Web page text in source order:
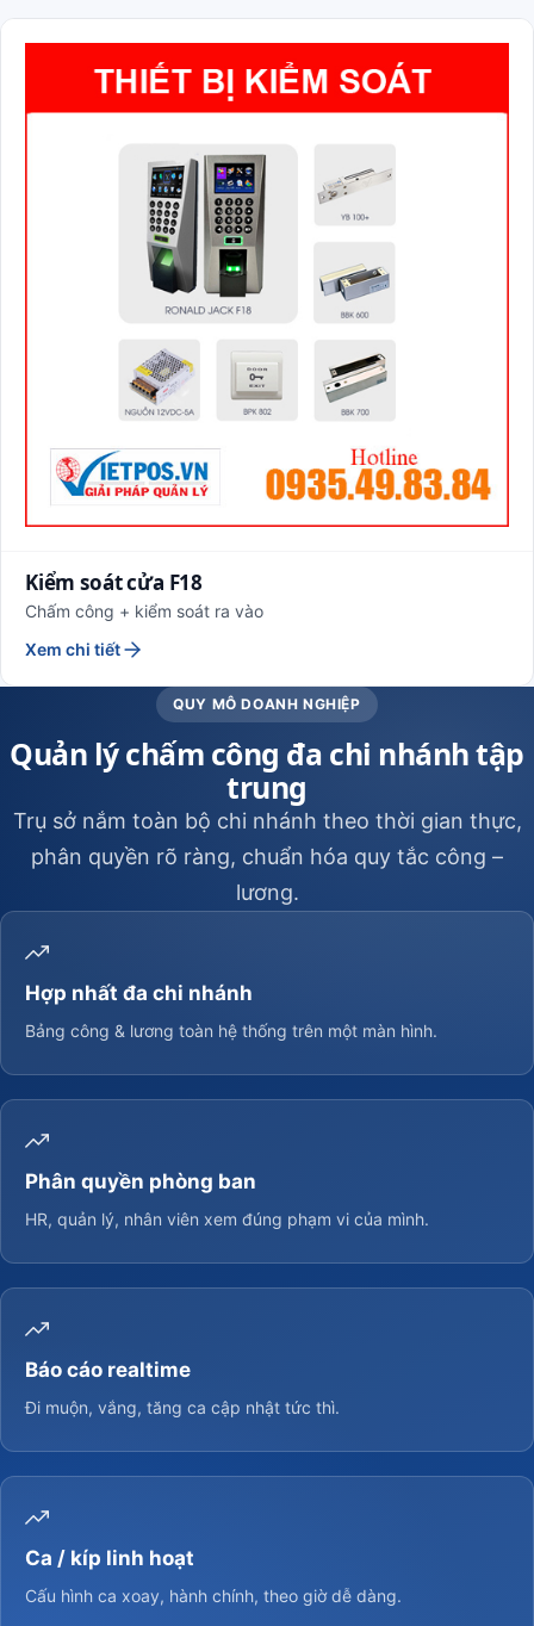
Kiểm soát cửa F18
Chấm công + kiểm soát ra vào
Xem chi tiết
QUY MÔ DOANH NGHIỆP
Quản lý chấm công đa chi nhánh tập
trung
Trụ sở nắm toàn bộ chi nhánh theo thời gian thực,
phân quyền rõ ràng, chuẩn hóa quy tắc công –
lương.
Hợp nhất đa chi nhánh
Bảng công & lương toàn hệ thống trên một màn hình.
Phân quyền phòng ban
HR, quản lý, nhân viên xem đúng phạm vi của mình.
Báo cáo realtime
Đi muộn, vắng, tăng ca cập nhật tức thì.
Ca / kíp linh hoạt
Cấu hình ca xoay, hành chính, theo giờ dễ dàng.